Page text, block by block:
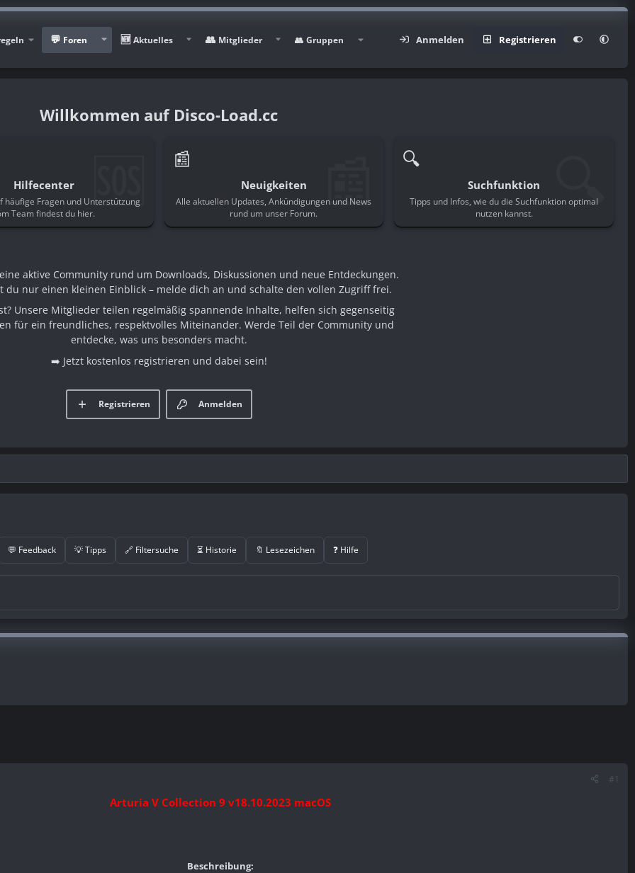
Foren Aktuelles Mitglieder Gruppen Anmelden Registrieren
Disco-Load.cc
Hilfecenter
häufige Fragen und Unterstützung
Team findest du hier.🆘 📰
Neuigkeiten
Alle aktuellen Updates, Ankündigungen und News
rund um unser Forum. 📰 🔍
Suchfunktion
Tipps und Infos, wie du die Suchfunktion optimal
nutzen kannst.
🔍
aktive Community rund um Downloads, Diskussionen und neue Entdeckungen.
du nur einen kleinen Einblick – melde dich an und schalte den vollen Zugriff frei.
Unsere Mitglieder teilen regelmäßig spannende Inhalte, helfen sich gegenseitig
für ein freundliches, respektvolles Miteinander. Werde Teil der Community und
entdecke, was uns besonders macht.
➡️ Jetzt kostenlos registrieren und dabei sein!
Anmelden
Registrieren
💬 Feedback 💡 Tipps 🔗 Filtersuche ⏳ Historie 🔖 Lesezeichen ❓ Hilfe
#1
Arturia V Collection 9 v18.10.2023 macOS
Beschreibung: